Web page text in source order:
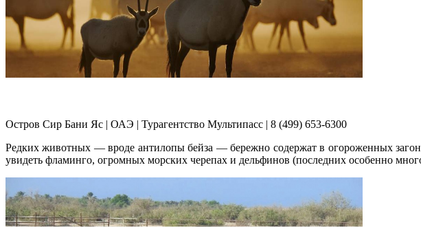
Остров Сир Бани Яс | ОАЭ | Турагентство Мультипасс | 8 (499) 653-6300
Редких животных — вроде антилопы бейза — бережно содержат в огороженных
увидеть фламинго, огромных морских черепах и дельфинов (последних особенно